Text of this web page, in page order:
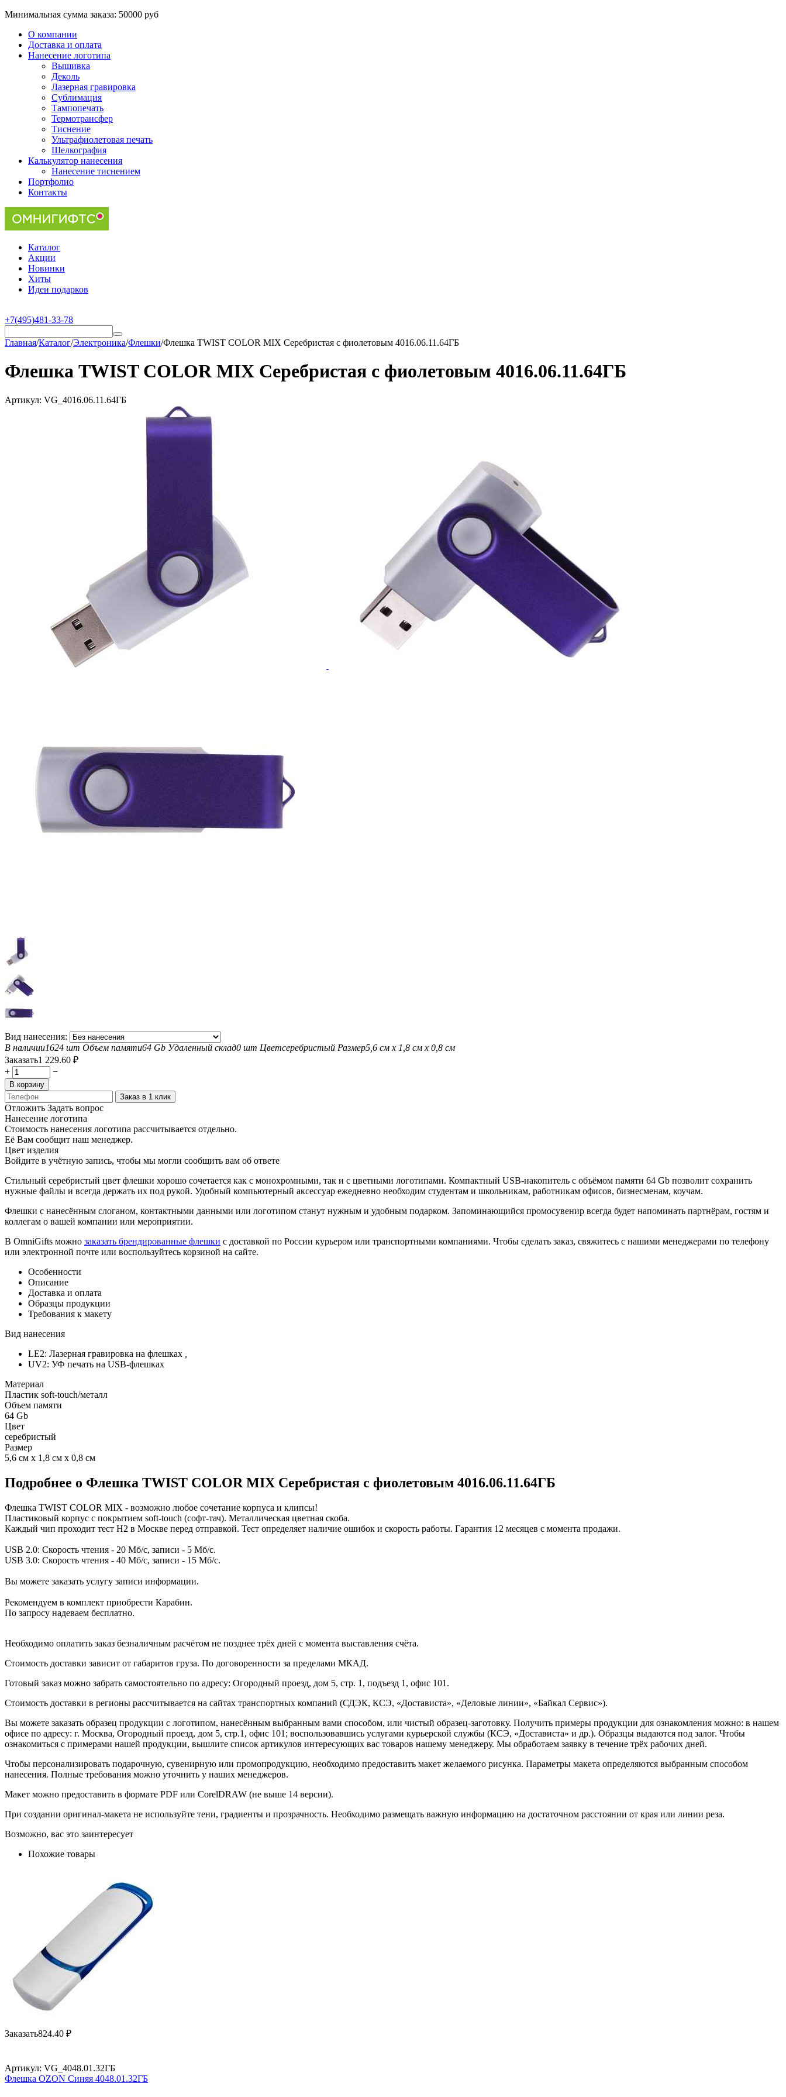
Минимальная сумма заказа: 50000 руб
О компании
Доставка и оплата
Нанесение логотипа
Вышивка
Деколь
Лазерная гравировка
Сублимация
Тампопечать
Термотрансфер
Тиснение
Ультрафиолетовая печать
Шелкография
Калькулятор нанесения
Нанесение тиснением
Портфолио
Контакты
Каталог
Акции
Новинки
Хиты
Идеи подарков
+7(495)481-33-78
Главная/Каталог/Электроника/Флешки/Флешка TWIST COLOR MIX Серебристая с фиолетовым 4016.06.11.64ГБ
Флешка TWIST COLOR MIX Серебристая с фиолетовым 4016.06.11.64ГБ
Артикул: VG_4016.06.11.64ГБ
Вид нанесения:
В наличии1624 шт Объем памяти64 Gb Удаленный склад0 шт Цветсеребристый Размер5,6 см х 1,8 см х 0,8 см
Заказать1 229.60 ₽
+
−
В корзину
Заказ в 1 клик
Отложить Задать вопрос
Нанесение логотипа
Стоимость нанесения логотипа рассчитывается отдельно.
Её Вам сообщит наш менеджер.
Цвет изделия
Войдите в учётную запись, чтобы мы могли сообщить вам об ответе
Стильный серебристый цвет флешки хорошо сочетается как с монохромными, так и с цветными логотипами. Компактный USB-накопитель с объёмом памяти 64 Gb позволит сохранить
нужные файлы и всегда держать их под рукой. Удобный компьютерный аксессуар ежедневно необходим студентам и школьникам, работникам офисов, бизнесменам, коучам.
Флешки с нанесённым слоганом, контактными данными или логотипом станут нужным и удобным подарком. Запоминающийся промосувенир всегда будет напоминать партнёрам, гостям и
коллегам о вашей компании или мероприятии.
В OmniGifts можно заказать брендированные флешки с доставкой по России курьером или транспортными компаниями. Чтобы сделать заказ, свяжитесь с нашими менеджерами по телефону
или электронной почте или воспользуйтесь корзиной на сайте.
Особенности
Описание
Доставка и оплата
Образцы продукции
Требования к макету
Вид нанесения
LE2: Лазерная гравировка на флешках
UV2: УФ печать на USB-флешках
Материал
Пластик soft-touch/металл
Объем памяти
64 Gb
Цвет
серебристый
Размер
5,6 см х 1,8 см х 0,8 см
Подробнее о Флешка TWIST COLOR MIX Серебристая с фиолетовым 4016.06.11.64ГБ
Флешка TWIST COLOR MIX - возможно любое сочетание корпуса и клипсы!
Пластиковый корпус с покрытием soft-touch (софт-тач). Металлическая цветная скоба.
Каждый чип проходит тест H2 в Москве перед отправкой. Тест определяет наличие ошибок и скорость работы. Гарантия 12 месяцев с момента продажи.
USB 2.0: Скорость чтения - 20 Мб/с, записи - 5 Мб/с.
USB 3.0: Скорость чтения - 40 Мб/с, записи - 15 Мб/с.
Вы можете заказать услугу записи информации.
Рекомендуем в комплект приобрести Карабин.
По запросу надеваем бесплатно.
Необходимо оплатить заказ безналичным расчётом не позднее трёх дней с момента выставления счёта.
Стоимость доставки зависит от габаритов груза. По договоренности за пределами МКАД.
Готовый заказ можно забрать самостоятельно по адресу: Огородный проезд, дом 5, стр. 1, подъезд 1, офис 101.
Стоимость доставки в регионы рассчитывается на сайтах транспортных компаний (СДЭК, КСЭ, «Достависта», «Деловые линии», «Байкал Сервис»).
Вы можете заказать образец продукции с логотипом, нанесённым выбранным вами способом, или чистый образец-заготовку. Получить примеры продукции для ознакомления можно: в нашем
офисе по адресу: г. Москва, Огородный проезд, дом 5, стр.1, офис 101; воспользовавшись услугами курьерской службы (КСЭ, «Достависта» и др.). Образцы выдаются под залог. Чтобы
ознакомиться с примерами нашей продукции, вышлите список артикулов интересующих вас товаров нашему менеджеру. Мы обработаем заявку в течение трёх рабочих дней.
Чтобы персонализировать подарочную, сувенирную или промопродукцию, необходимо предоставить макет желаемого рисунка. Параметры макета определяются выбранным способом
нанесения. Полные требования можно уточнить у наших менеджеров.
Макет можно предоставить в формате PDF или CorelDRAW (не выше 14 версии).
При создании оригинал-макета не используйте тени, градиенты и прозрачность. Необходимо размещать важную информацию на достаточном расстоянии от края или линии реза.
Возможно, вас это заинтересует
Похожие товары
Заказать824.40 ₽
Артикул: VG_4048.01.32ГБ
Флешка OZON Синяя 4048.01.32ГБ